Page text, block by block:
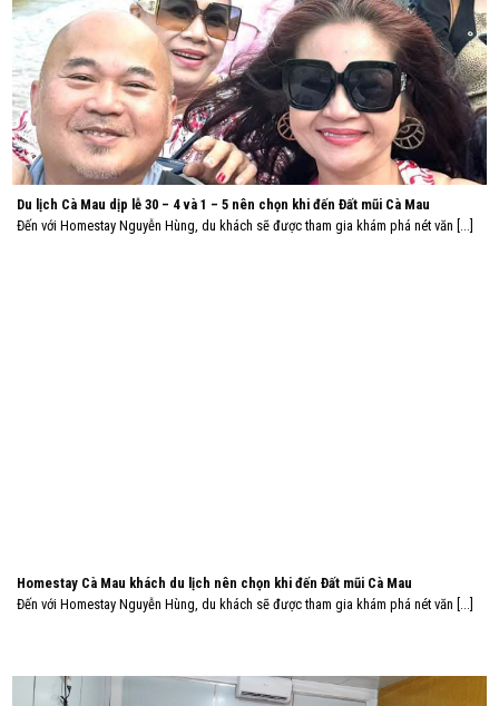
Du lịch Cà Mau dịp lễ 30 – 4 và 1 – 5 nên chọn khi đến Đất mũi Cà Mau
Đến với Homestay Nguyễn Hùng, du khách sẽ được tham gia khám phá nét văn [...]
Homestay Cà Mau khách du lịch nên chọn khi đến Đất mũi Cà Mau
Đến với Homestay Nguyễn Hùng, du khách sẽ được tham gia khám phá nét văn [...]